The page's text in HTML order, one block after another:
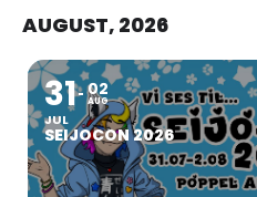
AUGUST, 2026
31
JUL
02
AUG
SEIJOCON 2026